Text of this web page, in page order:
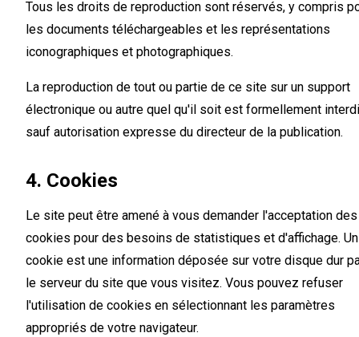
Tous les droits de reproduction sont réservés, y compris
les documents téléchargeables et les représentations
iconographiques et photographiques.
La reproduction de tout ou partie de ce site sur un support
électronique ou autre quel qu'il soit est formellement
sauf autorisation expresse du directeur de la publication.
4. Cookies
Le site peut être amené à vous demander l'acceptation des
cookies pour des besoins de statistiques et d'affichage. Un
cookie est une information déposée sur votre disque dur
le serveur du site que vous visitez. Vous pouvez refuser
l'utilisation de cookies en sélectionnant les paramètres
appropriés de votre navigateur.